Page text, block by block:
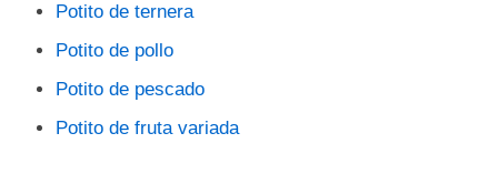
Potito de ternera
Potito de pollo
Potito de pescado
Potito de fruta variada